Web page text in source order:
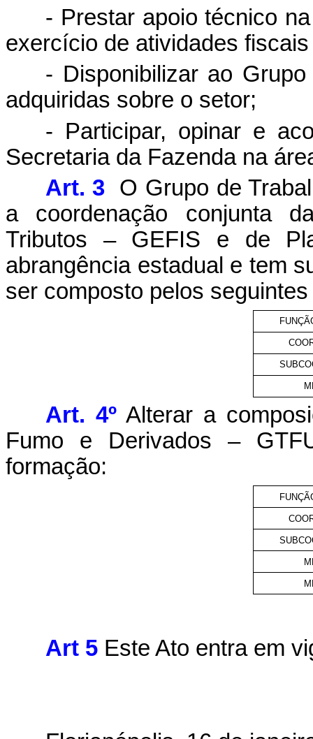
- Prestar apoio técnico
exercício de atividades
- Disponibilizar ao
adquiridas sobre o setor;
- Participar, opinar e
Secretaria da Fazenda na
Art. 3
O Grupo de
a coordenação conjunta
Tributos – GEFIS e de
abrangência estadual e tem
ser composto pelos
Art. 4ºAlterar a
Fumo e Derivados –
formação:
Art 5Este Ato entra em